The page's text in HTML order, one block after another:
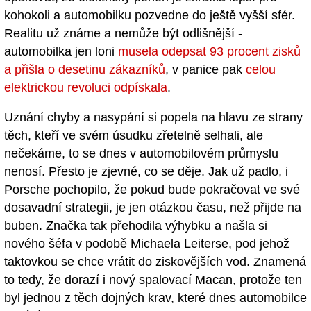
kohokoli a automobilku pozvedne do ještě vyšší sfér.
Realitu už známe a nemůže být odlišnější -
automobilka jen loni musela odepsat 93 procent zisků
a přišla o desetinu zákazníků, v panice pak celou
elektrickou revoluci odpískala.
Uznání chyby a nasypání si popela na hlavu ze strany
těch, kteří ve svém úsudku zřetelně selhali, ale
nečekáme, to se dnes v automobilovém průmyslu
nenosí. Přesto je zjevné, co se děje. Jak už padlo, i
Porsche pochopilo, že pokud bude pokračovat ve své
dosavadní strategii, je jen otázkou času, než přijde na
buben. Značka tak přehodila výhybku a našla si
nového šéfa v podobě Michaela Leiterse, pod jehož
taktovkou se chce vrátit do ziskovějších vod. Znamená
to tedy, že dorazí i nový spalovací Macan, protože ten
byl jednou z těch dojných krav, které dnes automobilce